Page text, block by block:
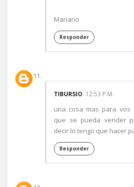
Mariano
Responder
TIBURSIO 12:53 P.M.
una cosa mas para vos
que se pueda vender
decir lo tengo que hacer
Responder